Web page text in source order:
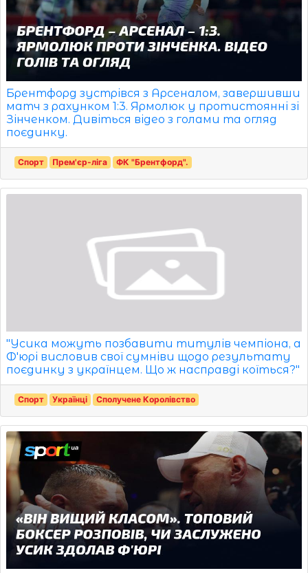
Брентфорд зустрівся з Арсеналом, завершивши
матч з рахунком 1:3. Ярмолюк у протистоянні зі
Зінченком. Дивіться відео з голами та огляд
поєдинку.
Спорт Прем'єр-ліга ФК "Брентфорд".
"Усика можуть позбавити титулів чемпіона, а
Ф'юрі висловив свої сумніви щодо результату
поєдинку з українцем. Що ж насправді коїться?"
Спорт Українці Сполучене Королівство